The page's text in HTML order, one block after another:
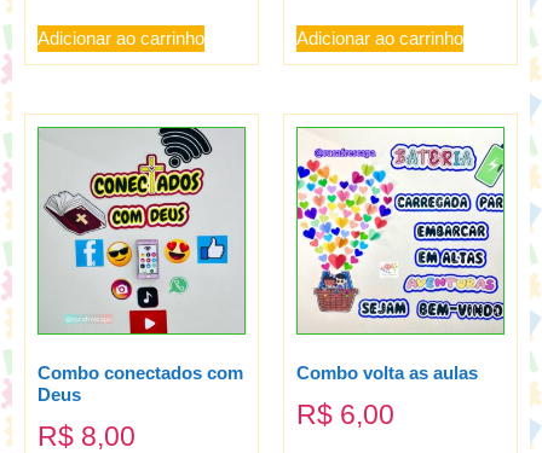
Adicionar ao carrinho Adicionar ao carrinho
Combo conectados com
Deus
R$ 8,00
Combo volta as aulas
R$ 6,00